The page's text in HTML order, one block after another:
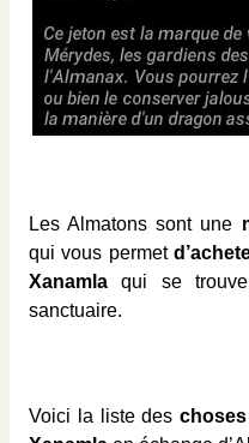
Les Almatons sont une
qui vous permet
Xanamla qui se
sanctuaire.
Voici la liste des